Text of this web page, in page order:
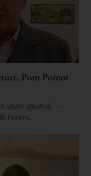
Pom Pomot
után alkotok” –
Ferenc.